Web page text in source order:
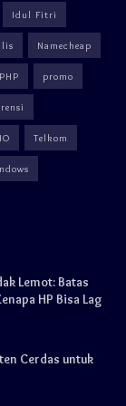
Idul Fitri
Namecheap
PHP promo
Telkom
Lemot: Batas
HP Bisa Lag
Cerdas untuk